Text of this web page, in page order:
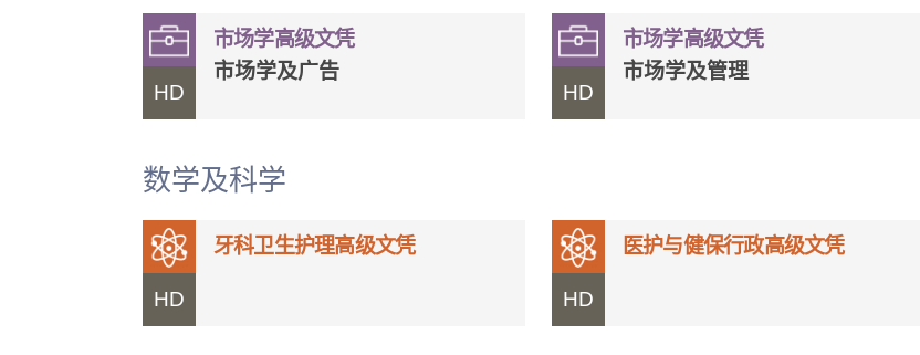
HD
市场学高级文凭
市场学及广告
HD
市场学高级文凭
市场学及管理
数学及科学
HD
牙科卫生护理高级文凭
HD
医护与健保行政高级文凭